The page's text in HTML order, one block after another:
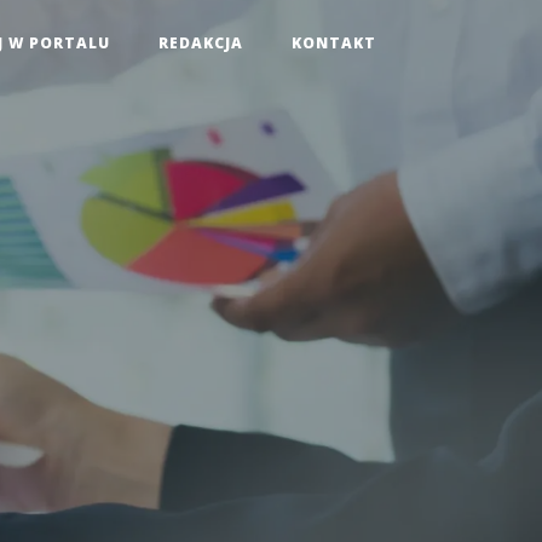
W PORTALU REDAKCJA KONTAKT